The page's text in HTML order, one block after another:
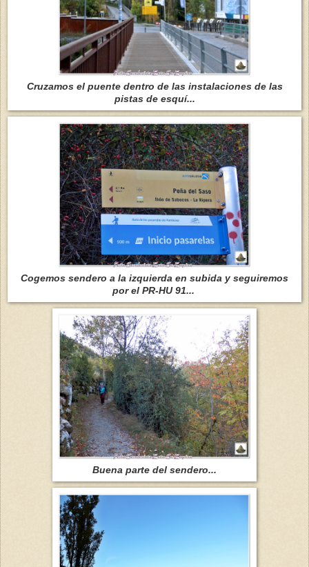
Cruzamos el puente dentro de las instalaciones de las
pistas de esquí...
Cogemos sendero a la izquierda en subida y seguiremos
por el PR-HU 91...
Buena parte del sendero...